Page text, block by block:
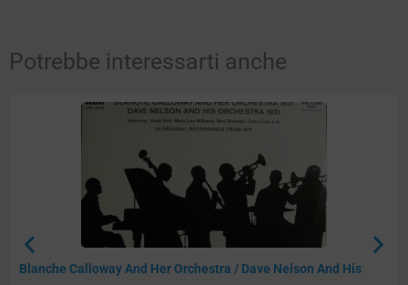
Potrebbe interessarti anche
Blanche Calloway And Her Orchestra / Dave Nelson And His